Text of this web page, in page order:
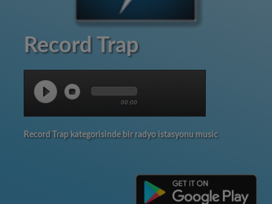
Record Trap
00:00
Record Trap kategorisinde bir radyo istasyonu music